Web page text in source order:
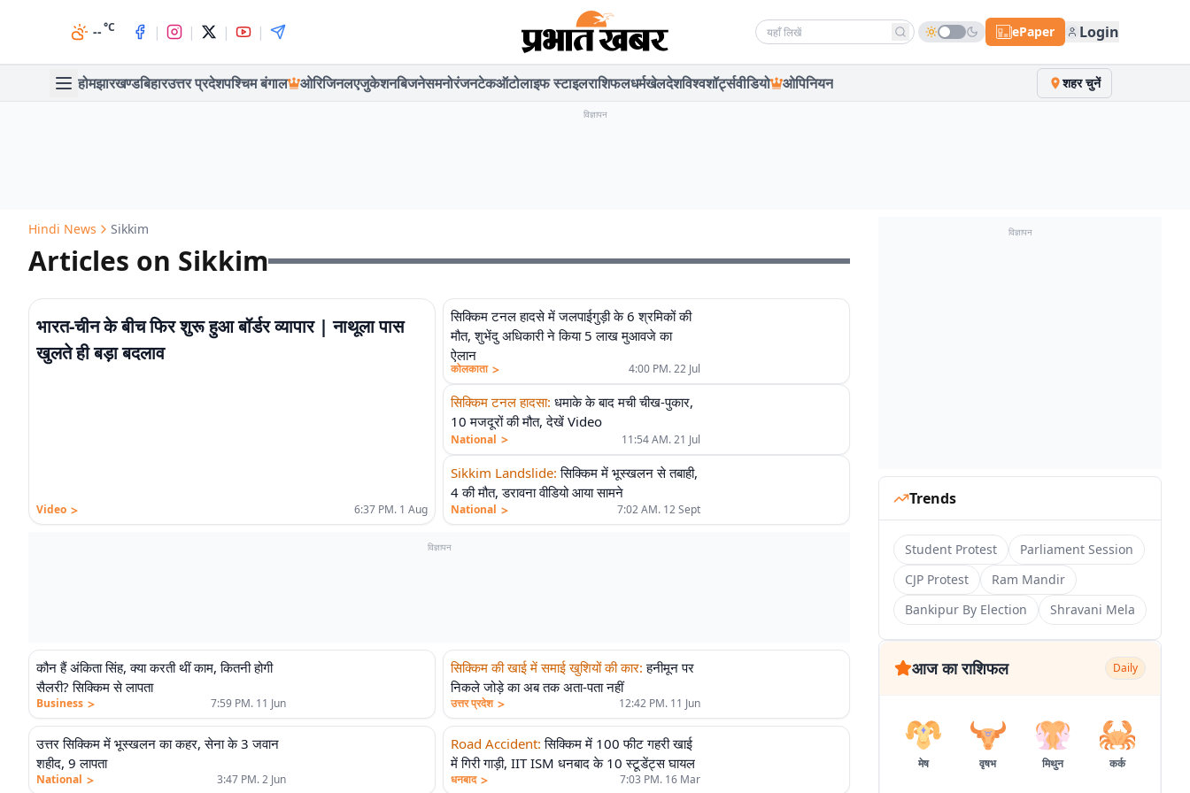
--°C | | | | Search news ePaper Login
होमझारखण्डबिहारउत्तर प्रदेशपश्चिम बंगाल ओरिजिनलएजुकेशनबिजनेसमनोरंजनटेकऑटोलाइफ स्टाइलराशिफलधर्मखेलदेशविश्वशॉर्ट्सवीडियो ओपिनियन शहर चुनें
विज्ञापन
Hindi News Sikkim
Articles on Sikkim
भारत-चीन के बीच फिर शुरू हुआ बॉर्डर व्यापार | नाथूला पास
खुलते ही बड़ा बदलाव
Video > 6:37 PM. 1 Aug
सिक्किम टनल हादसे में जलपाईगुड़ी के 6 श्रमिकों की
मौत, शुभेंदु अधिकारी ने किया 5 लाख मुआवजे का
ऐलान
कोलकाता > 4:00 PM. 22 Jul
सिक्किम टनल हादसा: धमाके के बाद मची चीख-पुकार,
10 मजदूरों की मौत, देखें Video
National > 11:54 AM. 21 Jul
Sikkim Landslide: सिक्किम में भूस्खलन से तबाही,
4 की मौत, डरावना वीडियो आया सामने
National > 7:02 AM. 12 Sept
विज्ञापन
कौन हैं अंकिता सिंह, क्या करती थीं काम, कितनी होगी
सैलरी? सिक्किम से लापता
Business > 7:59 PM. 11 Jun
सिक्किम की खाई में समाई खुशियों की कार: हनीमून पर
निकले जोड़े का अब तक अता-पता नहीं
उत्तर प्रदेश > 12:42 PM. 11 Jun
उत्तर सिक्किम में भूस्खलन का कहर, सेना के 3 जवान
शहीद, 9 लापता
National > 3:47 PM. 2 Jun
Road Accident: सिक्किम में 100 फीट गहरी खाई
में गिरी गाड़ी, IIT ISM धनबाद के 10 स्टूडेंट्स घायल
धनबाद > 7:03 PM. 16 Mar
विज्ञापन
Trends
Student Protest
Parliament Session
CJP Protest
Ram Mandir
Bankipur By Election
Shravani Mela
आज का राशिफल Daily
मेष वृषभ मिथुन कर्क